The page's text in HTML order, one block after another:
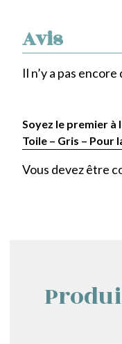
Avis
Il n’y a pas encore
Soyez le premier à
Toile – Gris – Pour
Vous devez être